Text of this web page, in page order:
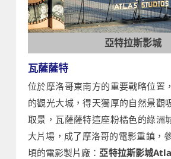
亞特拉斯影城
瓦薩薩特
位於摩洛哥東南方的重要戰略位置
的觀光大城，得天獨厚的自然景觀
取景，瓦薩薩特這座粉橘色的綠洲
大片場，成了摩洛哥的電影重鎮，
頃的電影製片廠： 亞特拉斯影城